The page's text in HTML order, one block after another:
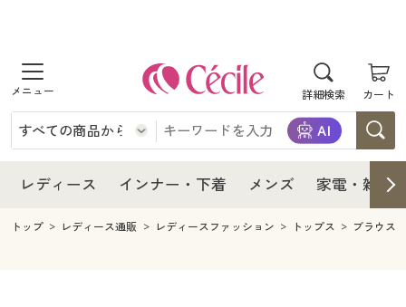
詳細検索 カート
商品を探す
レディース
レディースファッション
インナー・下着
インナー・下着通販すべて
メンズ
レディース インナー・下着 メンズ 家電・雑貨
レディース
レディース通販すべて
レディースファッション
インナー・下着
インナー・下着通販すべて
メンズ
トップ レディース通販 レディースファッション トップス ブラウス